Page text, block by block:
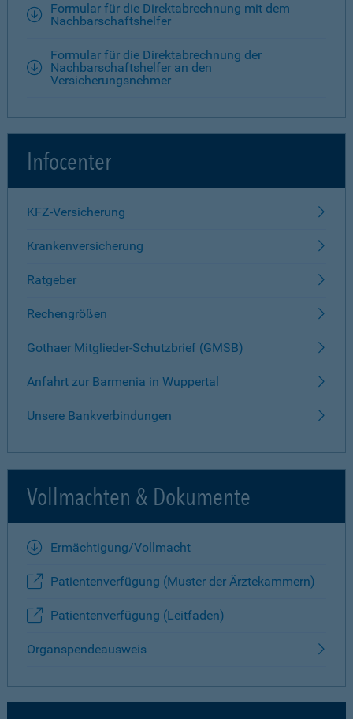
Formular für die Direktabrechnung mit dem
Nachbarschaftshelfer
Formular für die Direktabrechnung der
Nachbarschaftshelfer an den
Versicherungsnehmer
Infocenter
KFZ-Versicherung
Krankenversicherung
Ratgeber
Rechengrößen
Gothaer Mitglieder-Schutzbrief (GMSB)
Anfahrt zur Barmenia in Wuppertal
Unsere Bankverbindungen
Vollmachten & Dokumente
Ermächtigung/Vollmacht
Patientenverfügung (Muster der Ärztekammern)
Patientenverfügung (Leitfaden)
Organspendeausweis